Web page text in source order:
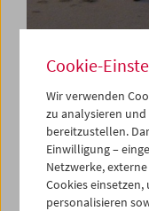
In Person:
Nora
15. Jänner 2026
Cookie-
Wir verwenden
zu analysieren
bereitzustellen.
Einwilligung –
Netzwerke,
Cookies
personalisieren